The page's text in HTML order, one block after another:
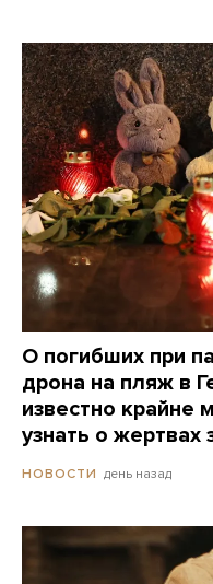
О погибших при
дрона на пляж в
известно крайне
узнать о жертвах
НОВОСТИ день назад